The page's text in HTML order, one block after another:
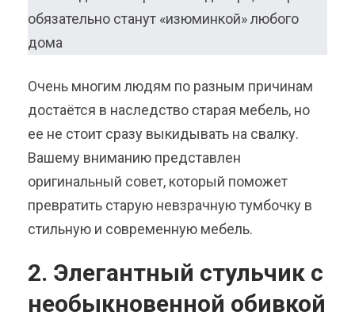
Очень многим людям по разным причинам
достаётся в наследство старая мебель, но
ее не стоит сразу выкидывать на свалку.
Вашему вниманию представлен
оригинальный совет, который поможет
превратить старую невзрачную тумбочку в
стильную и современную мебель.
2. Элегантный стульчик с
необыкновенной обивкой